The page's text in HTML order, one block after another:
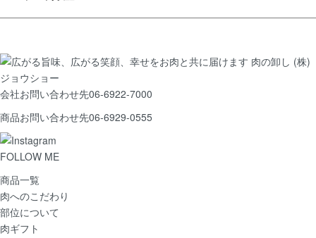
会社お問い合わせ先06-6922-7000
商品お問い合わせ先06-6929-0555
FOLLOW ME
商品一覧
肉へのこだわり
部位について
肉ギフト